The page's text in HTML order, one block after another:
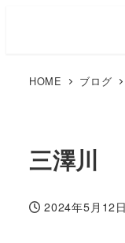
HOME ブログ
三澤川
投稿日
2024年5月12日